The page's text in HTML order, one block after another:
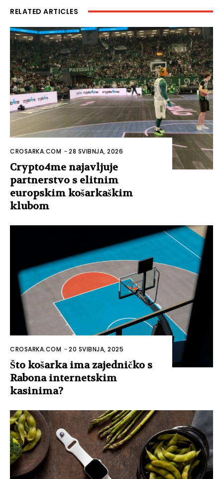
RELATED ARTICLES
CROSARKA.COM -28 SVIBNJA, 2026
Crypto4me najavljuje
partnerstvo s elitnim
europskim košarkaškim
klubom
CROSARKA.COM -20 SVIBNJA, 2025
Što košarka ima zajedničko s
Rabona internetskim
kasinima?